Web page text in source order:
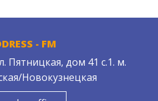
- FM
Пятницкая, дом 41 с.1. м.
Новокузнецкая